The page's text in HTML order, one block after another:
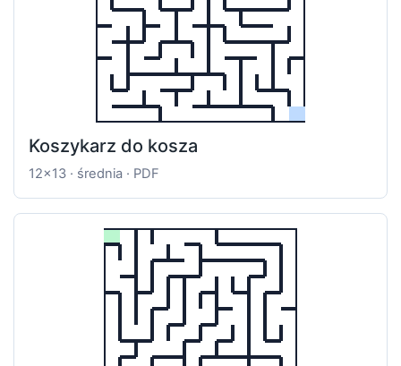
Koszykarz do kosza
12x13 · średnia · PDF